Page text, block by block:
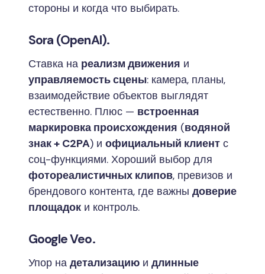
стороны и когда что выбирать.
Sora (OpenAI).
Ставка на реализм движения и
управляемость сцены: камера, планы,
взаимодействие объектов выглядят
естественно. Плюс — встроенная
маркировка происхождения (водяной
знак + C2PA) и официальный клиент с
соц-функциями. Хороший выбор для
фотореалистичных клипов, превизов и
брендового контента, где важны доверие
площадок и контроль.
Google Veo.
Упор на детализацию и длинные